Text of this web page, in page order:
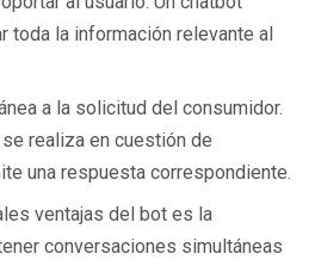
toda la información relevante al
a la solicitud del consumidor.
realiza en cuestión de
una respuesta correspondiente.
ventajas del bot es la
conversaciones simultáneas